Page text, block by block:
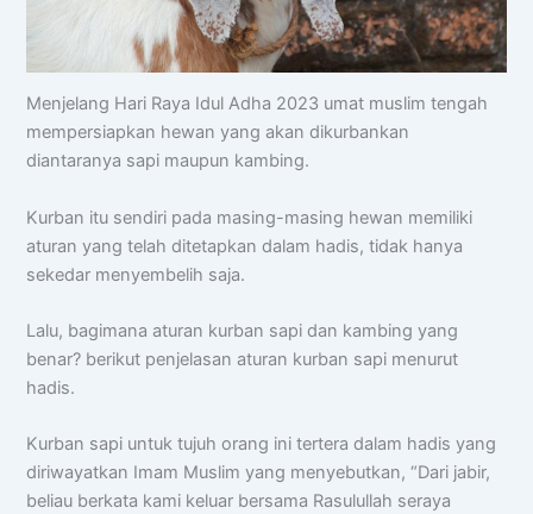
Menjelang Hari Raya Idul Adha 2023 umat muslim tengah
mempersiapkan hewan yang akan dikurbankan
diantaranya sapi maupun kambing.
Kurban itu sendiri pada masing-masing hewan memiliki
aturan yang telah ditetapkan dalam hadis, tidak hanya
sekedar menyembelih saja.
Lalu, bagimana aturan kurban sapi dan kambing yang
benar? berikut penjelasan aturan kurban sapi menurut
hadis.
Kurban sapi untuk tujuh orang ini tertera dalam hadis yang
diriwayatkan Imam Muslim yang menyebutkan, “Dari jabir,
beliau berkata kami keluar bersama Rasulullah seraya